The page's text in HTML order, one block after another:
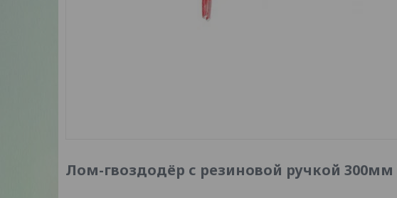
Лом-гвоздодёр с резиновой ручкой 300мм